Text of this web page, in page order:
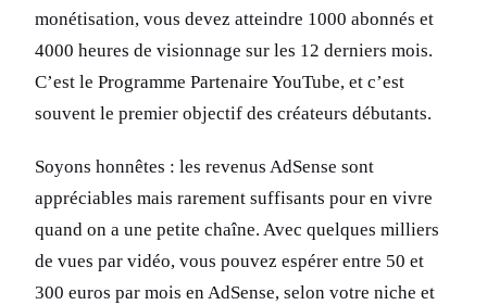
monétisation, vous devez atteindre 1000 abonnés et
4000 heures de visionnage sur les 12 derniers mois.
C’est le Programme Partenaire YouTube, et c’est
souvent le premier objectif des créateurs débutants.
Soyons honnêtes : les revenus AdSense sont
appréciables mais rarement suffisants pour en vivre
quand on a une petite chaîne. Avec quelques milliers
de vues par vidéo, vous pouvez espérer entre 50 et
300 euros par mois en AdSense, selon votre niche et